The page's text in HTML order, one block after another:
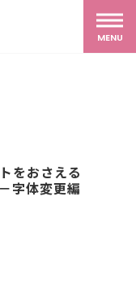
MENU
をおさえる
字体変更編